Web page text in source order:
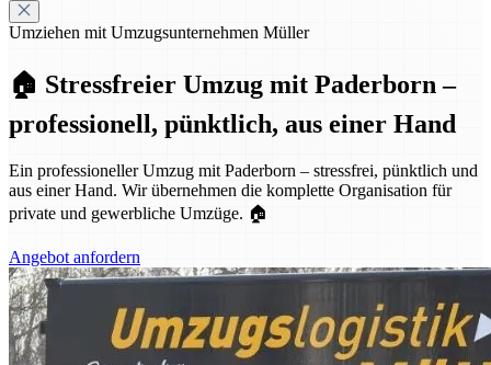
Umziehen mit Umzugsunternehmen Müller
🏠 Stressfreier Umzug mit Paderborn –
professionell, pünktlich, aus einer Hand
Ein professioneller Umzug mit Paderborn – stressfrei, pünktlich und
aus einer Hand. Wir übernehmen die komplette Organisation für
private und gewerbliche Umzüge. 🏠
Angebot anfordern